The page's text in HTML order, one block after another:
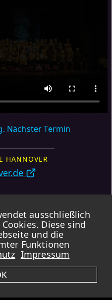
Nächster Termin
HANNOVER
GARANTIE für die Korrektheit der
es vorkommen, dass Feiertage und
zusätzlich die verlinkten Webseiten
-
ausschließlich
Diese sind
und die
Funktionen
Impressum